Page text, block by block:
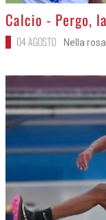
>
Calcio - Pergo,
04 AGOSTO Nella